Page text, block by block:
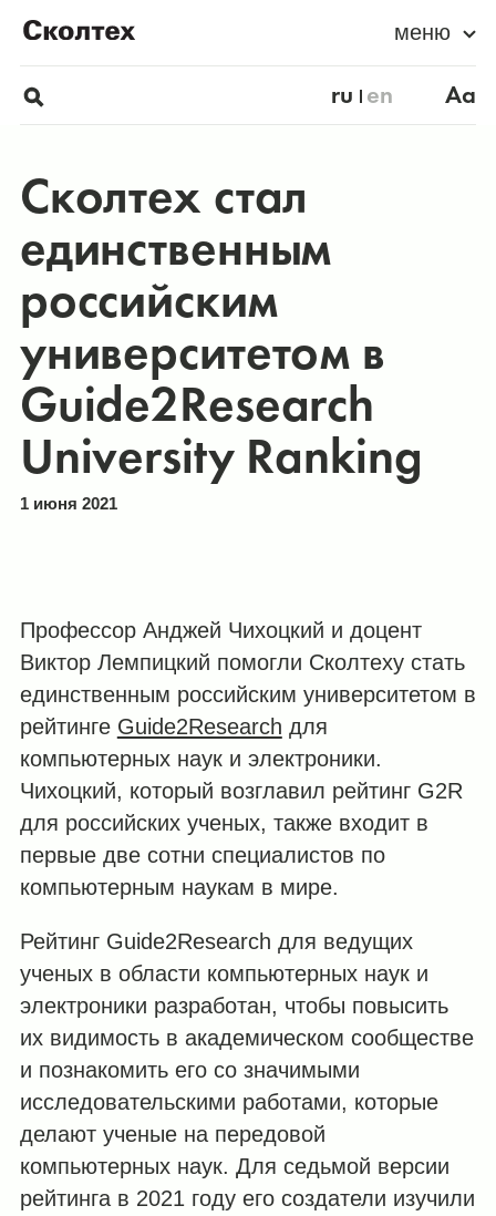
меню
ru en Aa
Сколтех стал
единственным
российским
университетом в
Guide2Research
University Ranking
1 июня 2021
Профессор Анджей Чихоцкий и доцент
Виктор Лемпицкий помогли Сколтеху стать
единственным российским университетом в
рейтинге Guide2Research для
компьютерных наук и электроники.
Чихоцкий, который возглавил рейтинг G2R
для российских ученых, также входит в
первые две сотни специалистов по
компьютерным наукам в мире.
Рейтинг Guide2Research для ведущих
ученых в области компьютерных наук и
электроники разработан, чтобы повысить
их видимость в академическом сообществе
и познакомить его со значимыми
исследовательскими работами, которые
делают ученые на передовой
компьютерных наук. Для седьмой версии
рейтинга в 2021 году его создатели изучили